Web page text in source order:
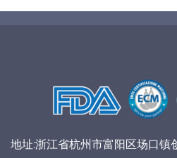
地址:浙江省杭州市富阳区场口镇